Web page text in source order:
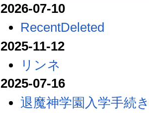
2026-07-10
RecentDeleted
2025-11-12
リンネ
2025-07-16
退魔神学園入学手続